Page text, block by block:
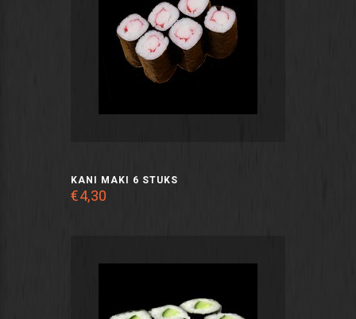
KANI MAKI 6 STUKS
€4,30